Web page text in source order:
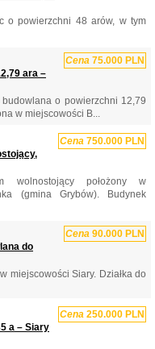
o powierzchni 48 arów, w tym
Cena 75.000 PLN
ara –
budowlana o powierzchni 12,79
w miejscowości B...
Cena 750.000 PLN
wolnostojący położony w
(gmina Grybów). Budynek
Cena 90.000 PLN
do
miejscowości Siary. Działka do
Cena 250.000 PLN
a – Siary